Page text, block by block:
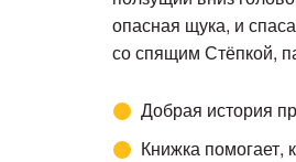
опасная щука, и
со спящим Стёпкой,
Добрая история
Книжка помогает,